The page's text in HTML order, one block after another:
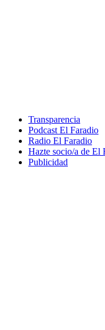
Transparencia
Podcast El Faradio
Radio El Faradio
Hazte socio/a de El
Publicidad